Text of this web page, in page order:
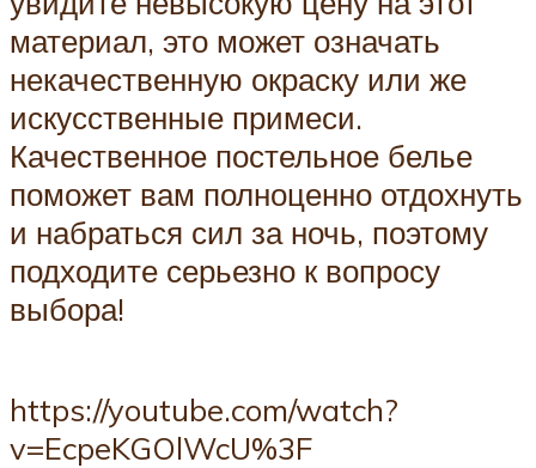
материал, это может означать
некачественную окраску или же
искусственные примеси.
Качественное постельное белье
поможет вам полноценно отдохнуть
и набраться сил за ночь, поэтому
подходите серьезно к вопросу
выбора!
https://youtube.com/watch?
v=EcpeKGOlWcU%3F